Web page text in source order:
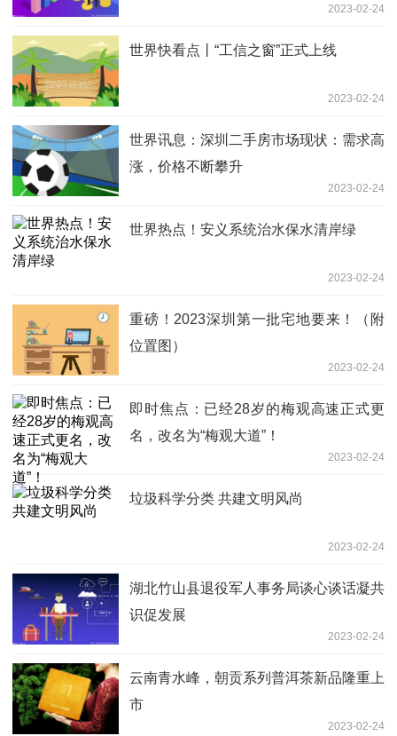
2023-02-24
世界快看点丨“工信之窗”正式上线
2023-02-24
世界讯息：深圳二手房市场现状：需求高
涨，价格不断攀升
2023-02-24
世界热点！安义系统治水保水清岸绿
2023-02-24
重磅！2023深圳第一批宅地要来！（附
位置图）
2023-02-24
即时焦点：已经28岁的梅观高速正式更
名，改名为“梅观大道”！
2023-02-24
垃圾科学分类 共建文明风尚
2023-02-24
湖北竹山县退役军人事务局谈心谈话凝共
识促发展
2023-02-24
云南青水峰，朝贡系列普洱茶新品隆重上
市
2023-02-24